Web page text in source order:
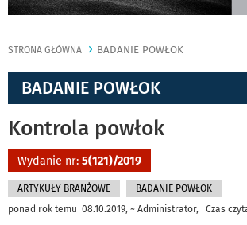
STRONA GŁÓWNA BADANIE POWŁOK
BADANIE POWŁOK
Kontrola powłok
Wydanie nr: 5(121)/2019
ARTYKUŁY BRANŻOWE
BADANIE POWŁOK
ponad rok temu 08.10.2019, ~ Administrator, Czas